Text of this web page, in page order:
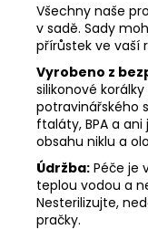
Všechny naše
v sadě. Sady
přírůstek ve vaší
Vyrobeno z
silikonové
potravinářského
ftaláty, BPA a
obsahu niklu a
Údržba: Péče je
teplou vodou a
Nesterilizujte,
pračky.